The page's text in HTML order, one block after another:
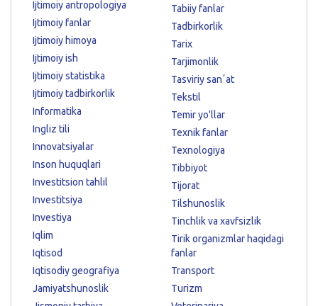
Ijtimoiy antropologiya
Ijtimoiy fanlar
Ijtimoiy himoya
Ijtimoiy ish
Ijtimoiy statistika
Ijtimoiy tadbirkorlik
Informatika
Ingliz tili
Innovatsiyalar
Inson huquqlari
Investitsion tahlil
Investitsiya
Investiya
Iqlim
Iqtisod
Iqtisodiy geografiya
Jamiyatshunoslik
Tabiiy fanlar
Tadbirkorlik
Tarix
Tarjimonlik
Tasviriy sanʼat
Tekstil
Temir yo'llar
Texnik fanlar
Texnologiya
Tibbiyot
Tijorat
Tilshunoslik
Tinchlik va xavfsizlik
Tirik organizmlar haqidagi
fanlar
Transport
Turizm